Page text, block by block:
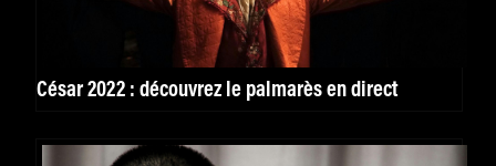
César 2022 : découvrez le palmarès en direct